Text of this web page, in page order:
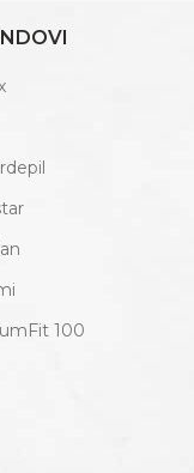
100